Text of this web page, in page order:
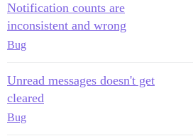
Notification counts are
inconsistent and wrong
Bug
Unread messages doesn't get
cleared
Bug